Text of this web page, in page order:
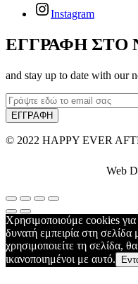
Instagram
ΕΓΓΡΑΦΗ ΣΤΟ
and stay up to date with our
© 2022 HAPPY EVER
Web
Χρησιμοποιούμε cookies
δυνατή εμπειρία στη σελίδα
χρησιμοποιείτε τη σελίδα,
ικανοποιημένοι με αυτό.